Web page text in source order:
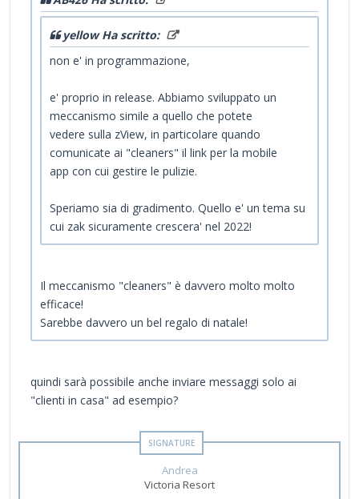
yellow Ha scritto:
non e' in programmazione,
e' proprio in release. Abbiamo sviluppato un
meccanismo simile a quello che potete
vedere sulla zView, in particolare quando
comunicate ai "cleaners" il link per la mobile
app con cui gestire le pulizie.
Speriamo sia di gradimento. Quello e' un tema su
cui zak sicuramente crescera' nel 2022!
Il meccanismo "cleaners" è davvero molto molto
efficace!
Sarebbe davvero un bel regalo di natale!
quindi sarà possibile anche inviare messaggi solo ai
"clienti in casa" ad esempio?
Andrea
Victoria Resort